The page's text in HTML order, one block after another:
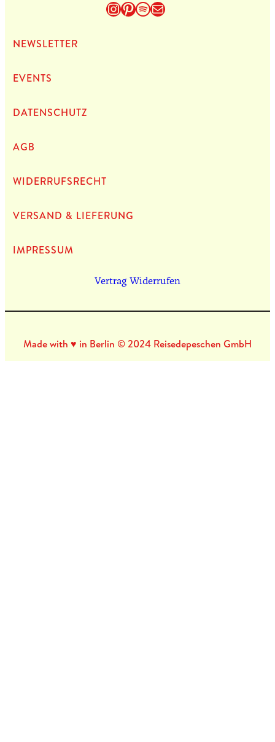
Instagram
Pinterest
Spotify
E-Mail
NEWS­LET­TER
EVENTS
DATEN­SCHUTZ
AGB
WIDERRUFSRECHT
VERSAND & LIEFERUNG
IMPRES­SUM
Vertrag Widerrufen
Made with ♥ in Berlin © 2024 Reisedepeschen GmbH